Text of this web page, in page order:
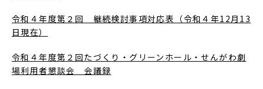
令和４年度第２回 継続検討事項対応表（令和４年12月13
日現在）
令和４年度第２回たづくり・グリーンホール・せんがわ劇
場利用者懇談会 会議録